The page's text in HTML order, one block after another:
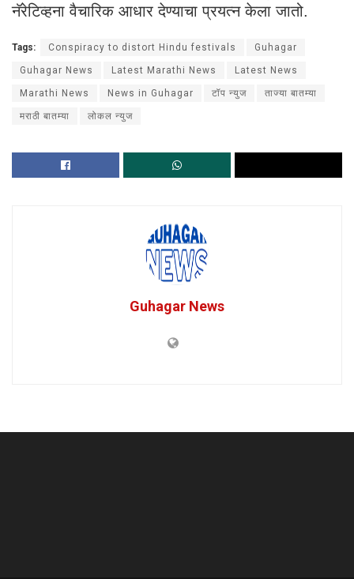
नॅरेटिव्हना वैचारिक आधार देण्याचा प्रयत्न केला जातो.
Tags: Conspiracy to distort Hindu festivals Guhagar
Guhagar News Latest Marathi News Latest News
Marathi News News in Guhagar टॉप न्युज ताज्या बातम्या
मराठी बातम्या लोकल न्युज
Guhagar News